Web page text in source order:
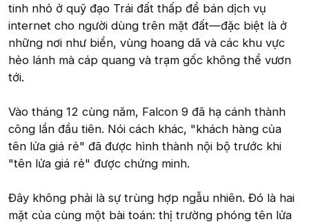
tinh nhỏ ở quỹ đạo Trái đất thấp để bán dịch vụ
internet cho người dùng trên mặt đất—đặc biệt là ở
những nơi như biển, vùng hoang dã và các khu vực
hẻo lánh mà cáp quang và trạm gốc không thể vươn
tới.
Vào tháng 12 cùng năm, Falcon 9 đã hạ cánh thành
công lần đầu tiên. Nói cách khác, "khách hàng của
tên lửa giá rẻ" đã được hình thành nội bộ trước khi
"tên lửa giá rẻ" được chứng minh.
Đây không phải là sự trùng hợp ngẫu nhiên. Đó là hai
mặt của cùng một bài toán: thị trường phóng tên lửa